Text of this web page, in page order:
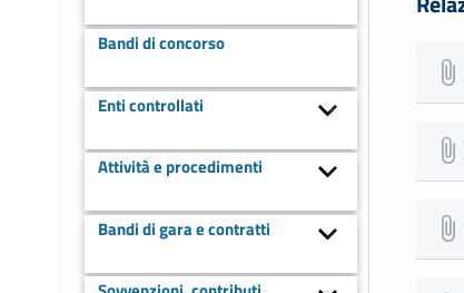
Bandi di concorso
Enti controllati
Attività e procedimenti
Bandi di gara e contratti